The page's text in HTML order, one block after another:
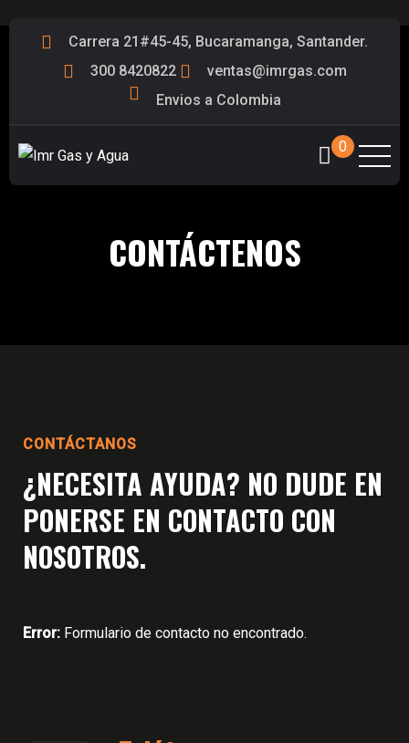
Carrera 21#45-45, Bucaramanga, Santander.
300 8420822
ventas@imrgas.com
Envios a Colombia
0
CONTÁCTENOS
CONTÁCTANOS
¿NECESITA AYUDA? NO DUDE EN
PONERSE EN CONTACTO CON
NOSOTROS.
Error: Formulario de contacto no encontrado.